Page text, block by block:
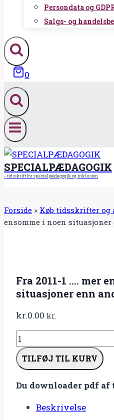
Persondata og
Salgs- og
0
SPECIALPÆDAGOGIK
- tidsskrift for specialpædagogik og inklusion
Forside » Køb tidsskrifter
ensomme i noen situasjoner
Fra 2011-1 …. mer
situasjoner enn
kr.0.00 kr.
Fra
2011-
1
mer
ensomme
TILFØJ TIL KURV
Du downloader pdf
Beskrivelse